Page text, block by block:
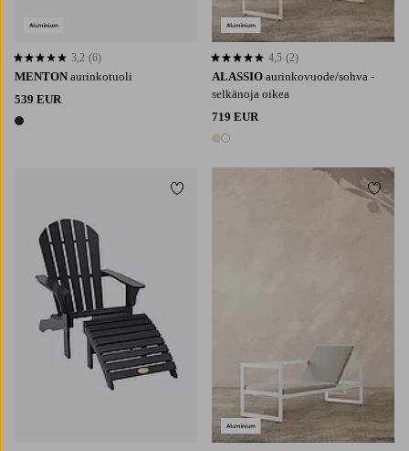
MENTON aurinkotuoli
539 EUR
1 väri
3,2 perustuen 6 arvosanaan
3,2 (6)
ALASSIO aurinkovuode/sohva -
selkänoja oikea
719 EUR
2 värejä
4,5 perustuen 2 arvosanaan
4,5 (2)
Lisää suosikkeihin Lisää